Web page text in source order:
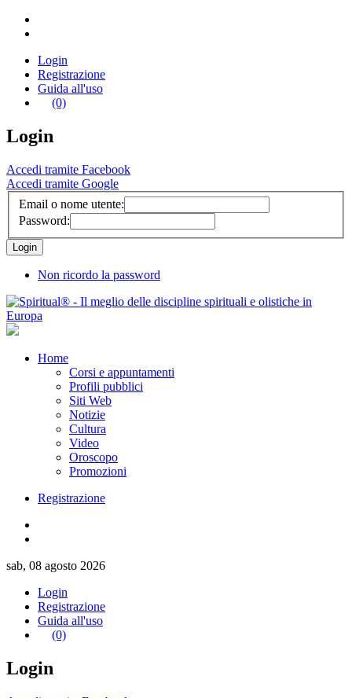
Login
Registrazione
Guida all'uso
(0)
Login
Accedi tramite Facebook
Accedi tramite Google
Email o nome utente:
Password:
Non ricordo la password
Home
Corsi e appuntamenti
Profili pubblici
Siti Web
Notizie
Cultura
Video
Oroscopo
Promozioni
Registrazione
sab, 08 agosto 2026
Login
Registrazione
Guida all'uso
(0)
Login